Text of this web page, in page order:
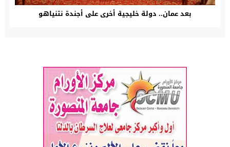
بعد عمان.. دولة خليجية أخرى على أجندة نتنياهو